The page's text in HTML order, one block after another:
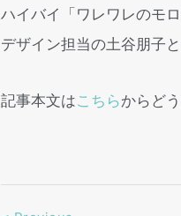
ハイバイ「ワレワレのモ
デザイン担当の土谷朋子
記事本文はこちらからど